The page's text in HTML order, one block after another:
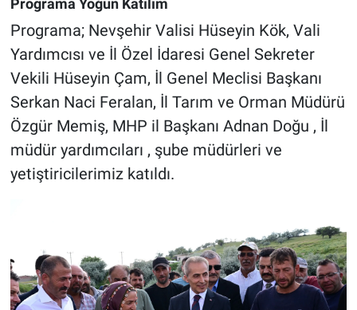
Programa Yoğun Katılım
Programa; Nevşehir Valisi Hüseyin Kök, Vali
Yardımcısı ve İl Özel İdaresi Genel Sekreter
Vekili Hüseyin Çam, İl Genel Meclisi Başkanı
Serkan Naci Feralan, İl Tarım ve Orman Müdürü
Özgür Memiş, MHP il Başkanı Adnan Doğu , İl
müdür yardımcıları , şube müdürleri ve
yetiştiricilerimiz katıldı.